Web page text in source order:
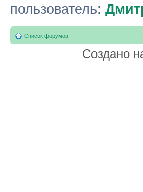
пользователь:
Список форумов
Создано